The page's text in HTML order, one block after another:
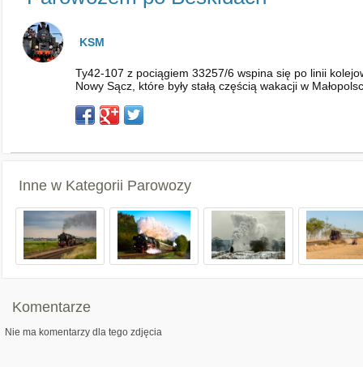
KSM
Ty42-107 z pociągiem 33257/6 wspina się po linii
Nowy Sącz, które były stałą częścią wakacji w
Inne w Kategorii Parowozy
Komentarze
Nie ma komentarzy dla tego zdjęcia